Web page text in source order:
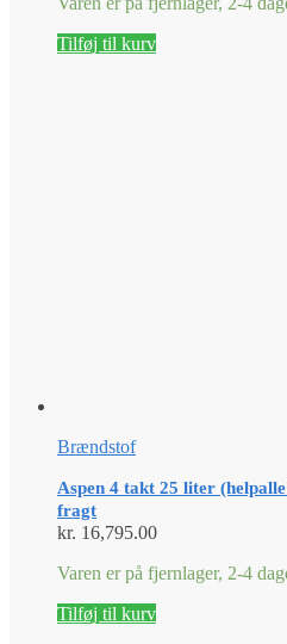
Tilføj til kurv
Brændstof
Aspen 4 takt 25 liter
fragt
kr. 16,795.00
Varen er på fjernlager, 2-4
Tilføj til kurv